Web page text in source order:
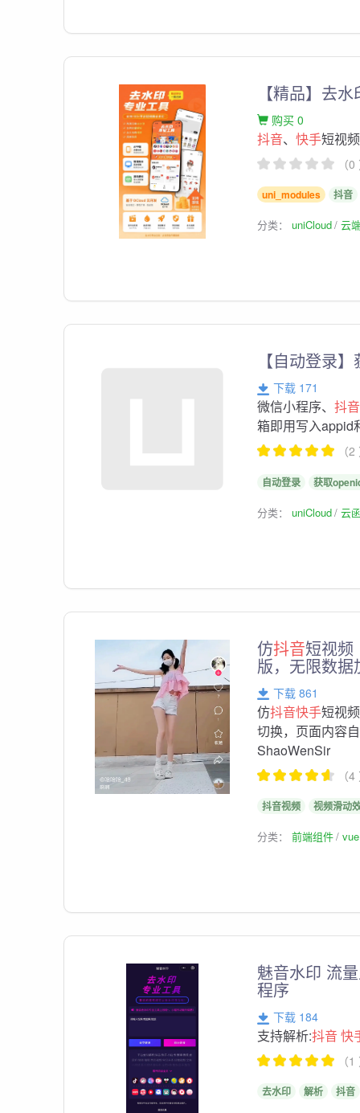
【精品】去
购买 0
抖音、快手短视
（
uni_modules 抖音
分类：uniCloud 云
【自动登录
下载 171
微信小程序、抖音
箱即用写入appid
（
自动登录 获取
分类：uniCloud 云
仿抖音短视频
版，无限数据
下载 861
仿抖音快手短视
切换，页面内容
ShaoWenSir
（
抖音视频 视频滑动
分类：前端组件
魅音水印 流
程序
下载 184
支持解析:抖音 快
（
去水印 解析 抖音